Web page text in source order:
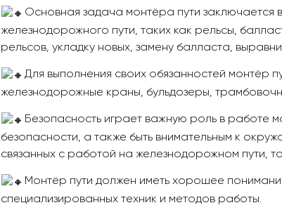
Основная задача монтёра пути заключается
железнодорожного пути, таких как рельсы,
рельсов, укладку новых, замену балласта,
Для выполнения своих обязанностей монтёр
железнодорожные краны, бульдозеры,
Безопасность играет важную роль в работе
безопасности, а также быть внимательным к
связанных с работой на железнодорожном пути,
Монтёр пути должен иметь хорошее
специализированных техник и методов работы.